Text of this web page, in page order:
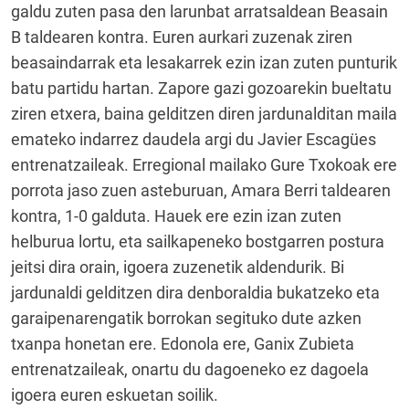
galdu zuten pasa den larunbat arratsaldean Beasain
B taldearen kontra. Euren aurkari zuzenak ziren
beasaindarrak eta lesakarrek ezin izan zuten punturik
batu partidu hartan. Zapore gazi gozoarekin bueltatu
ziren etxera, baina gelditzen diren jardunalditan maila
emateko indarrez daudela argi du Javier Escagües
entrenatzaileak. Erregional mailako Gure Txokoak ere
porrota jaso zuen asteburuan, Amara Berri taldearen
kontra, 1-0 galduta. Hauek ere ezin izan zuten
helburua lortu, eta sailkapeneko bostgarren postura
jeitsi dira orain, igoera zuzenetik aldendurik. Bi
jardunaldi gelditzen dira denboraldia bukatzeko eta
garaipenarengatik borrokan segituko dute azken
txanpa honetan ere. Edonola ere, Ganix Zubieta
entrenatzaileak, onartu du dagoeneko ez dagoela
igoera euren eskuetan soilik.